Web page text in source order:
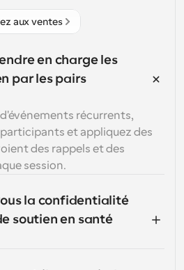
aux ventes
en charge les
par les pairs
récurrents,
et appliquez des
des rappels et des
session.
la confidentialité
soutien en santé